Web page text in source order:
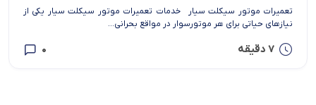
تعمیرات موتور سیکلت سیار خدمات تعمیرات موتور سیکلت سیار یکی از
نیازهای حیاتی برای هر موتورسوار در مواقع بحرانی...
7 دقیقه 0